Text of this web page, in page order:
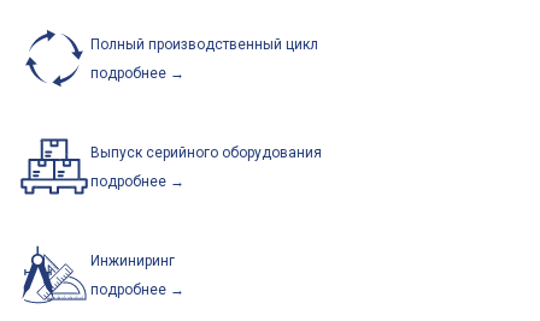
Полный производственный цикл
подробнее →
Выпуск серийного оборудования
подробнее →
Инжиниринг
подробнее →